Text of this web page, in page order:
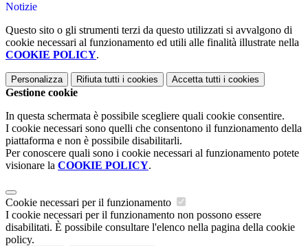
Notizie
Questo sito o gli strumenti terzi da questo utilizzati si avvalgono di
cookie necessari al funzionamento ed utili alle finalità illustrate nella
COOKIE POLICY.
Personalizza Rifiuta tutti i cookies Accetta tutti i cookies
Gestione cookie
In questa schermata è possibile scegliere quali cookie consentire.
I cookie necessari sono quelli che consentono il funzionamento della
piattaforma e non è possibile disabilitarli.
Per conoscere quali sono i cookie necessari al funzionamento potete
visionare la COOKIE POLICY.
Cookie necessari per il funzionamento
I cookie necessari per il funzionamento non possono essere
disabilitati. È possibile consultare l'elenco nella pagina della cookie
policy.